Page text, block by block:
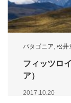
パタゴニア, 松井
フィッツロ
ア）
2017.10.20